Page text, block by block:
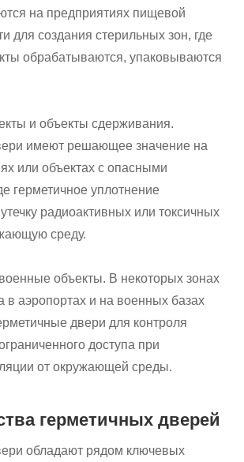
на предприятиях пищевой
для создания стерильных зон, где
обрабатываются, упаковываются
и объекты сдерживания.
имеют решающее значение на
или объектах с опасными
герметичное уплотнение
радиоактивных или токсичных
среду.
объекты. В некоторых зонах
в аэропортах и ​​на военных базах
двери для контроля
доступа при
от окружающей среды.
герметичных дверей
обладают рядом ключевых